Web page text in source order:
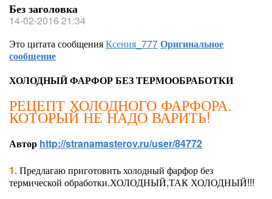
Без заголовка
14-02-2016 21:34
Это цитата сообщенияКсения_777Оригинальное
сообщение
ХОЛОДНЫЙ ФАРФОР БЕЗ ТЕРМООБРАБОТКИ
РЕЦЕПТ ХОЛОДНОГО ФАРФОРА.
КОТОРЫЙ НЕ НАДО ВАРИТЬ!
Автор http://stranamasterov.ru/user/84772
1.Предлагаю приготовить холодный фарфор без
термической обработки.ХОЛОДНЫЙ,ТАК ХОЛОДНЫЙ!!!